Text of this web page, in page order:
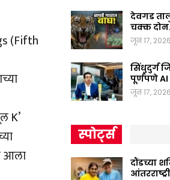
(Fifth
K’
आला
देवगड
चक्क
जून 17, 2026
सिंधुदुर्ग
पूर्णपणे
जून 17, 2026
स्पोर्ट्स
दौंडच्या